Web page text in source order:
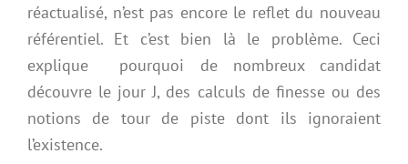
réactualisé, n’est pas encore le reflet du nouveau
référentiel. Et c’est bien là le problème. Ceci
explique
pourquoi de nombreux candidat
découvre le jour J, des calculs de finesse ou des
notions de tour de piste dont ils ignoraient
l’existence.